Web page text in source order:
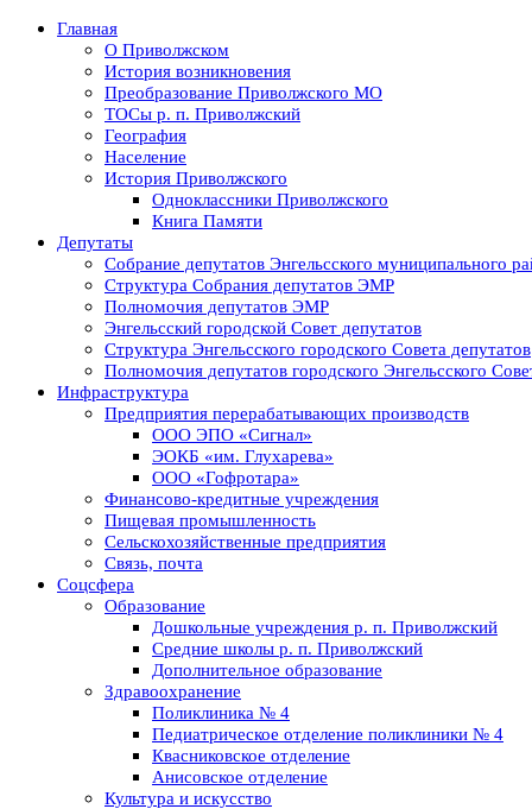
Главная
О Приволжском
История возникновения
Преобразование Приволжского МО
ТОСы р. п. Приволжский
География
Население
История Приволжского
Одноклассники Приволжского
Книга Памяти
Депутаты
Собрание депутатов Энгельсского муниципального
Структура Собрания депутатов ЭМР
Полномочия депутатов ЭМР
Энгельсский городской Совет депутатов
Структура Энгельсского городского Совета депутатов
Полномочия депутатов городского Энгельсского
Инфраструктура
Предприятия перерабатывающих производств
ООО ЭПО «Сигнал»
ЭОКБ «им. Глухарева»
ООО «Гофротара»
Финансово-кредитные учреждения
Пищевая промышленность
Сельскохозяйственные предприятия
Связь, почта
Соцсфера
Образование
Дошкольные учреждения р. п. Приволжский
Средние школы р. п. Приволжский
Дополнительное образование
Здравоохранение
Поликлиника № 4
Педиатрическое отделение поликлиники № 4
Квасниковское отделение
Анисовское отделение
Культура и искусство